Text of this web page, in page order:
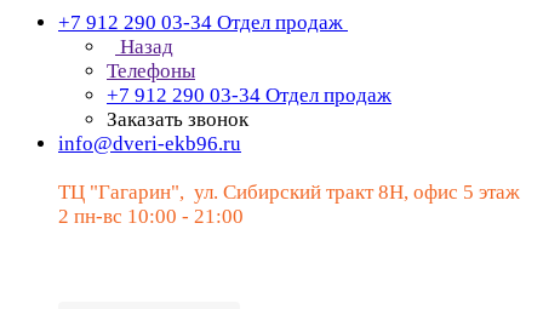
+7 912 290 03-34 Отдел продаж
Назад
Телефоны
+7 912 290 03-34 Отдел продаж
Заказать звонок
info@dveri-ekb96.ru
ТЦ "Гагарин", ул. Сибирский тракт 8Н, офис 5 этаж
2 пн-вс 10:00 - 21:00